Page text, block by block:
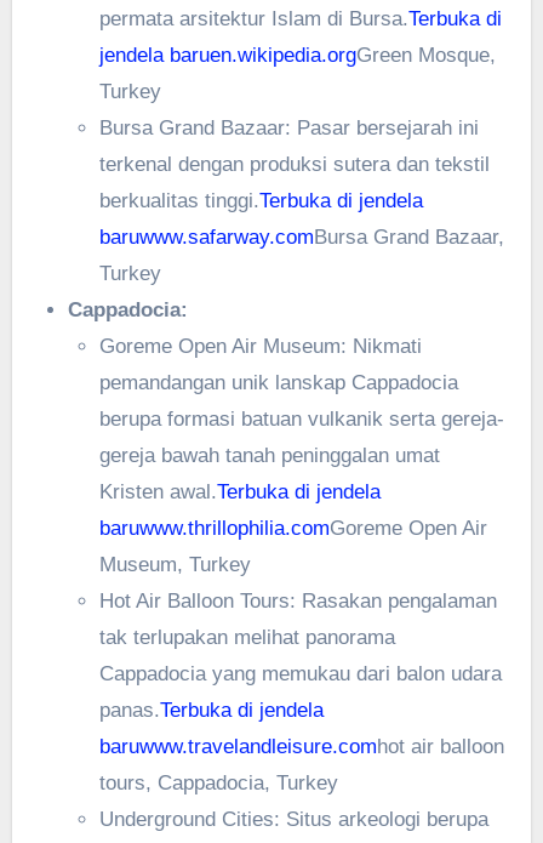
permata arsitektur Islam di Bursa.Terbuka di
jendela baruen.wikipedia.orgGreen Mosque,
Turkey
Bursa Grand Bazaar: Pasar bersejarah ini
terkenal dengan produksi sutera dan tekstil
berkualitas tinggi.Terbuka di jendela
baruwww.safarway.com Bursa Grand Bazaar,
Turkey
Cappadocia:
Goreme Open Air Museum: Nikmati
pemandangan unik lanskap Cappadocia
berupa formasi batuan vulkanik serta gereja-
gereja bawah tanah peninggalan umat
Kristen awal.Terbuka di jendela
baruwww.thrillophilia.comGoreme Open Air
Museum, Turkey
Hot Air Balloon Tours: Rasakan pengalaman
tak terlupakan melihat panorama
Cappadocia yang memukau dari balon udara
panas.Terbuka di jendela
baruwww.travelandleisure.comhot air balloon
tours, Cappadocia, Turkey
Underground Cities: Situs arkeologi berupa